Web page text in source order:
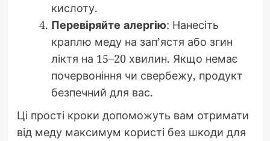
кислоту.
Перевіряйте алергію: Нанесіть
краплю меду на зап’ястя або згин
ліктя на 15–20 хвилин. Якщо немає
почервоніння чи свербежу, продукт
безпечний для вас.
Ці прості кроки допоможуть вам отримати
від меду максимум користі без шкоди для